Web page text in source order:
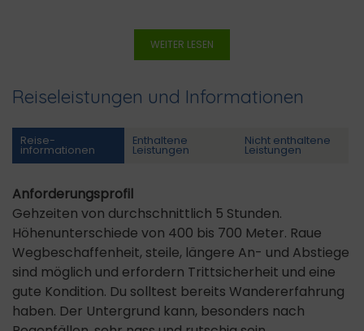
WEITER LESEN
Reiseleistungen und Informationen
Reise­
informationen
Enthaltene
Leistungen
Nicht enthaltene
Leistungen
Anforderungsprofil
Gehzeiten von durchschnittlich 5 Stunden.
Höhenunterschiede von 400 bis 700 Meter. Raue
Wegbeschaffenheit, steile, längere An- und Abstiege
sind möglich und erfordern Trittsicherheit und eine
gute Kondition. Du solltest bereits Wandererfahrung
haben. Der Untergrund kann, besonders nach